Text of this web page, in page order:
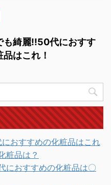
も綺麗!!50代におすす
はこれ！
おすすめの化粧品はこれ
粧品は？
におすすめの化粧品は〇